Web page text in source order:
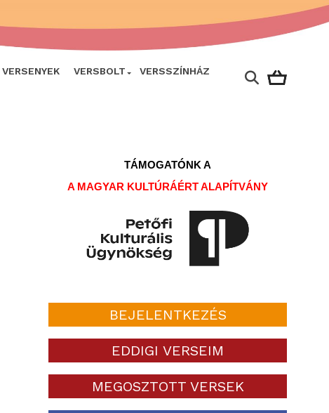
VERSENYEK VERSBOLT VERSSZÍNHÁZ
TÁMOGATÓNK A
A MAGYAR KULTÚRÁÉRT ALAPÍTVÁNY
BEJELENTKEZÉS
EDDIGI VERSEIM
MEGOSZTOTT VERSEK